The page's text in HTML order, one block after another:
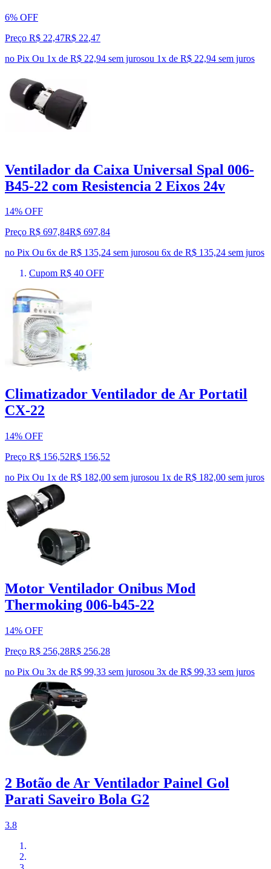
6% OFF
Preço R$ 22,47R$ 22,47
no Pix Ou 1x de R$ 22,94 sem jurosou 1x de R$ 22,94 sem juros
Ventilador da Caixa Universal Spal 006-
B45-22 com Resistencia 2 Eixos 24v
14% OFF
Preço R$ 697,84R$ 697,84
no Pix Ou 6x de R$ 135,24 sem jurosou 6x de R$ 135,24 sem juros
Cupom R$ 40 OFF
Climatizador Ventilador de Ar Portatil
CX-22
14% OFF
Preço R$ 156,52R$ 156,52
no Pix Ou 1x de R$ 182,00 sem jurosou 1x de R$ 182,00 sem juros
Motor Ventilador Onibus Mod
Thermoking 006-b45-22
14% OFF
Preço R$ 256,28R$ 256,28
no Pix Ou 3x de R$ 99,33 sem jurosou 3x de R$ 99,33 sem juros
2 Botão de Ar Ventilador Painel Gol
Parati Saveiro Bola G2
3.8